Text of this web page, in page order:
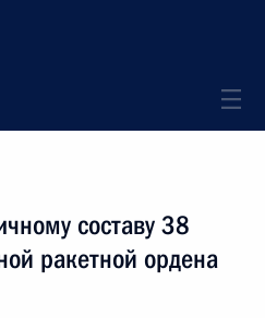
составу 38
ракетной ордена